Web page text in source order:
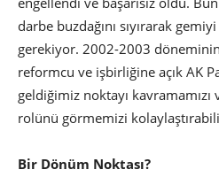
darbe buzdağını sıyırarak
gerekiyor. 2002-2003 döneminin
reformcu ve işbirliğine açık AK
geldiğimiz noktayı
rolünü görmemizi
Bir Dönüm Noktası?